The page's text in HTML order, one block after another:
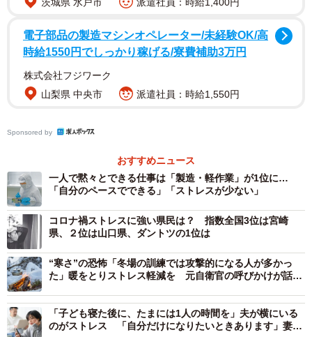
2/3
ストレスの解消方法TOP10（提供画像）
電子部品の製造マシンオペレーター/未経験OK/高
時給1550円でしっかり稼げる/寮費補助3万円
株式会社フジワーク
山梨県 中央市
派遣社員：時給1,550円
Sponsored by
おすすめニュース
一人で黙々とできる仕事は「製造・軽作業」が1位に…
「自分のペースでできる」「ストレスが少ない」
コロナ禍ストレスに強い県民は？ 指数全国3位は宮崎
県、２位は山口県、ダントツの1位は
“寒さ”の恐怖「冬場の訓練では攻撃的になる人が多かっ
た」暖をとりストレス軽減を 元自衛官の呼びかけが話題
「子ども寝た後に、たまには1人の時間を」夫が横にいる
のがストレス 「自分だけになりたいときあります」妻た